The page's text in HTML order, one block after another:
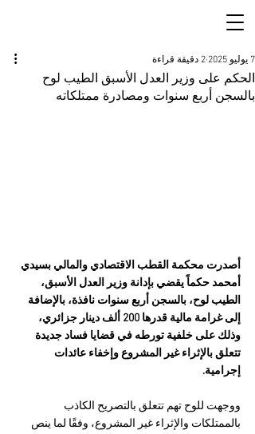
الحكم على وزير العدل الأسبق الطيب لوح
بالسجن أربع سنوات ومصادرة ممتلكاته
7 يوليو 2025 2 دقيقة قراءة
أصدرت محكمة القطب الاقتصادي والمالي بسيدي
أمحمد حكماً يقضي بإدانة وزير العدل الأسبق،
الطيب لوح، بالسجن أربع سنوات نافذة، بالإضافة
إلى غرامة مالية قدرها 200 ألف دينار جزائري،
وذلك على خلفية تورطه في قضايا فساد جديدة
تتعلق بالإثراء غير المشروع وإخفاء عائدات
إجرامية.
ووجهت للوح تهم تتعلق بالتصريح الكاذب
بالممتلكات والإثراء غير المشروع، وفقًا لما ينص